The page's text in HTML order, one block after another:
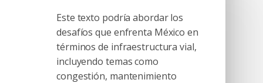
Este texto podría abordar los
desafíos que enfrenta México en
términos de infraestructura vial,
incluyendo temas como
congestión, mantenimiento